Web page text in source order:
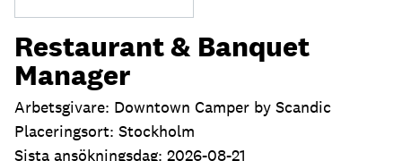
Restaurant & Banquet
Manager
Arbetsgivare: Downtown Camper by Scandic
Placeringsort: Stockholm
Sista ansökningsdag: 2026-08-21